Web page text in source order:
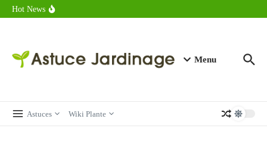
Aller au contenu
Hot News
Combien de calories dans un croque monsieur en 2025 ?
Menu
Astuces Wiki Plante